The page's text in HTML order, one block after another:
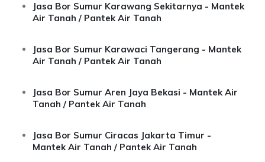
Jasa Bor Sumur Karawang Sekitarnya - Mantek
Air Tanah / Pantek Air Tanah
Jasa Bor Sumur Karawaci Tangerang - Mantek
Air Tanah / Pantek Air Tanah
Jasa Bor Sumur Aren Jaya Bekasi - Mantek Air
Tanah / Pantek Air Tanah
Jasa Bor Sumur Ciracas Jakarta Timur -
Mantek Air Tanah / Pantek Air Tanah